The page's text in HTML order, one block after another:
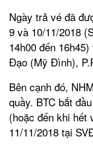
Ngày trả vé đã
9 và 10/11/2018
14h00 đến
Đạo (Mỹ Đình),
Bên cạnh đó,
quầy. BTC bắt
(hoặc đến khi hết
11/11/2018 tại